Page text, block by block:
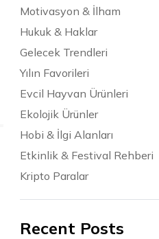
Motivasyon & İlham
Hukuk & Haklar
Gelecek Trendleri
Yılın Favorileri
Evcil Hayvan Ürünleri
Ekolojik Ürünler
Hobi & İlgi Alanları
Etkinlik & Festival Rehberi
Kripto Paralar
Recent Posts